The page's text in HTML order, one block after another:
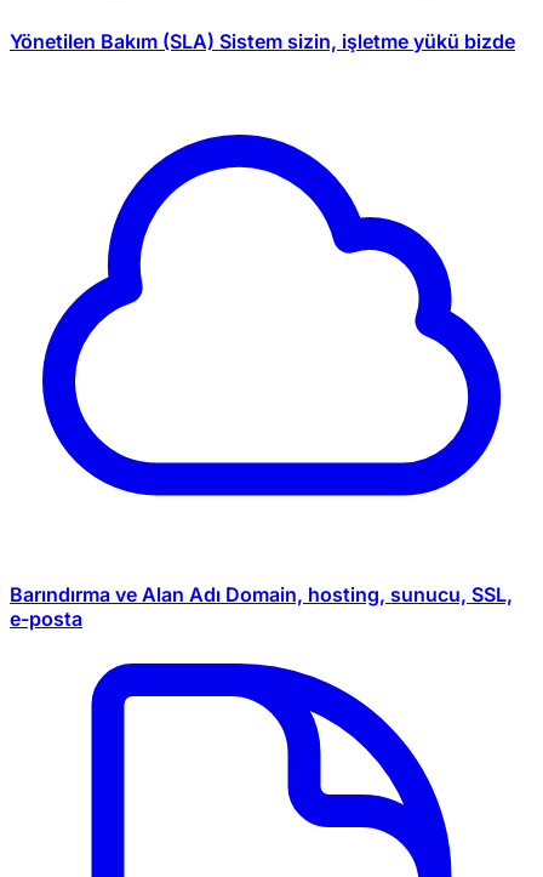
Yönetilen Bakım (SLA) Sistem sizin, işletme yükü bizde
Barındırma ve Alan Adı Domain, hosting, sunucu, SSL,
e-posta